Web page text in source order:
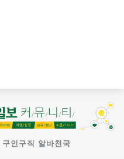
구인구직 알바천국